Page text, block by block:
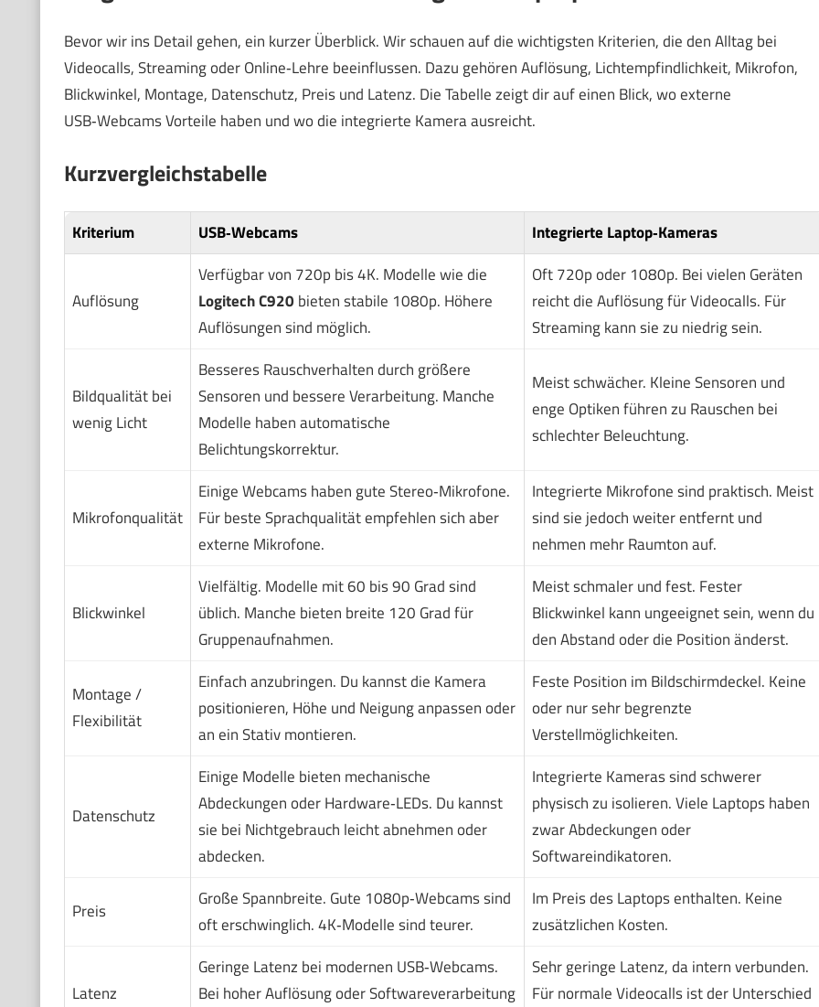
Bevor wir ins Detail gehen, ein kurzer Überblick. Wir schauen auf die wichtigsten Kriterien, die den Alltag bei
Videocalls, Streaming oder Online‑Lehre beeinflussen. Dazu gehören Auflösung, Lichtempfindlichkeit, Mikrofon,
Blickwinkel, Montage, Datenschutz, Preis und Latenz. Die Tabelle zeigt dir auf einen Blick, wo externe
USB‑Webcams Vorteile haben und wo die integrierte Kamera ausreicht.
Kurzvergleichstabelle
Kriterium USB‑Webcams Integrierte Laptop‑Kameras
Auflösung
Verfügbar von 720p bis 4K. Modelle wie die
Logitech C920 bieten stabile 1080p. Höhere
Auflösungen sind möglich.
Oft 720p oder 1080p. Bei vielen Geräten
reicht die Auflösung für Videocalls. Für
Streaming kann sie zu niedrig sein.
Bildqualität bei
wenig Licht
Besseres Rauschverhalten durch größere
Sensoren und bessere Verarbeitung. Manche
Modelle haben automatische
Belichtungskorrektur.
Meist schwächer. Kleine Sensoren und
enge Optiken führen zu Rauschen bei
schlechter Beleuchtung.
Mikrofonqualität
Einige Webcams haben gute Stereo‑Mikrofone.
Für beste Sprachqualität empfehlen sich aber
externe Mikrofone.
Integrierte Mikrofone sind praktisch. Meist
sind sie jedoch weiter entfernt und
nehmen mehr Raumton auf.
Blickwinkel
Vielfältig. Modelle mit 60 bis 90 Grad sind
üblich. Manche bieten breite 120 Grad für
Gruppenaufnahmen.
Meist schmaler und fest. Fester
Blickwinkel kann ungeeignet sein, wenn du
den Abstand oder die Position änderst.
Montage /
Flexibilität
Einfach anzubringen. Du kannst die Kamera
positionieren, Höhe und Neigung anpassen oder
an ein Stativ montieren.
Feste Position im Bildschirmdeckel. Keine
oder nur sehr begrenzte
Verstellmöglichkeiten.
Datenschutz
Einige Modelle bieten mechanische
Abdeckungen oder Hardware‑LEDs. Du kannst
sie bei Nichtgebrauch leicht abnehmen oder
abdecken.
Integrierte Kameras sind schwerer
physisch zu isolieren. Viele Laptops haben
zwar Abdeckungen oder
Softwareindikatoren.
Preis
Große Spannbreite. Gute 1080p‑Webcams sind
oft erschwinglich. 4K‑Modelle sind teurer.
Im Preis des Laptops enthalten. Keine
zusätzlichen Kosten.
Latenz
Geringe Latenz bei modernen USB‑Webcams.
Bei hoher Auflösung oder Softwareverarbeitung
Sehr geringe Latenz, da intern verbunden.
Für normale Videocalls ist der Unterschied